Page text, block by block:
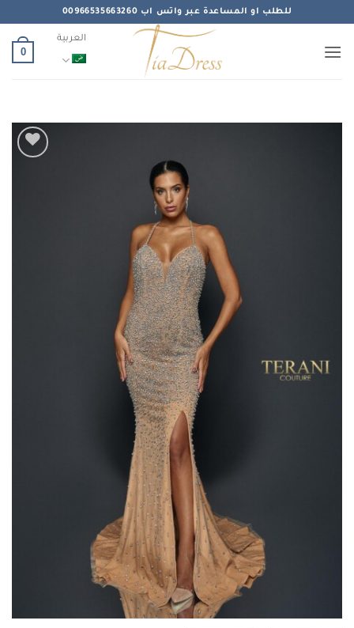
للطلب او المساعدة عبر واتس اب 00966535663260
العربية
0